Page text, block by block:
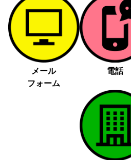
メール
フォーム
電話